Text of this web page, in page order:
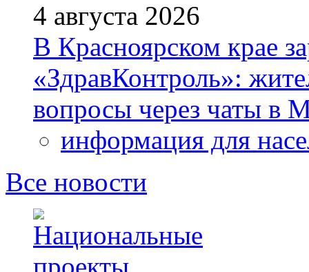
4 августа 2026
В Красноярском крае
«ЗдравКонтроль»:
вопросы через чаты в
информация для
Все новости